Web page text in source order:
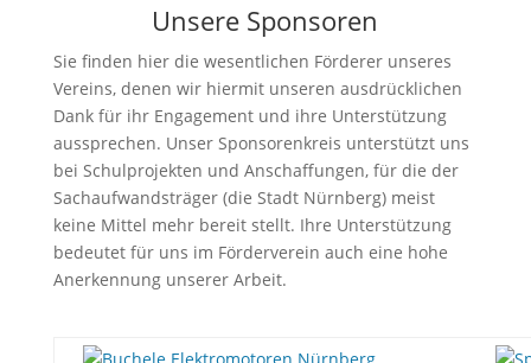
Unsere Sponsoren
Sie finden hier die wesentlichen Förderer unseres
Vereins, denen wir hiermit unseren ausdrücklichen
Dank für ihr Engagement und ihre Unterstützung
aussprechen. Unser Sponsorenkreis unterstützt uns
bei Schulprojekten und Anschaffungen, für die der
Sachaufwandsträger (die Stadt Nürnberg) meist
keine Mittel mehr bereit stellt. Ihre Unterstützung
bedeutet für uns im Förderverein auch eine hohe
Anerkennung unserer Arbeit.